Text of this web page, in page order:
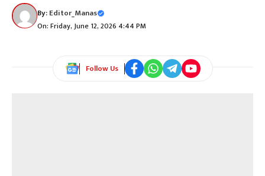
By:Editor_Manas
On: Friday, June 12, 2026 4:44 PM
Follow Us